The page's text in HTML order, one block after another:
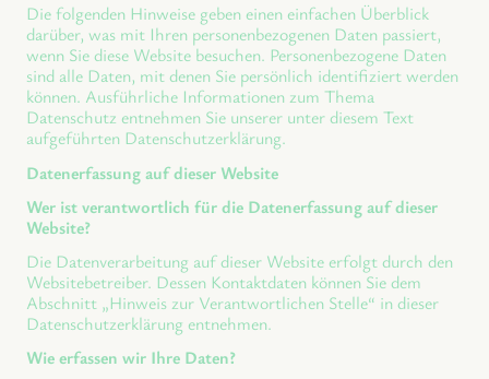
Die folgenden Hinweise geben einen einfachen Überblick
darüber, was mit Ihren personenbezogenen Daten passiert,
wenn Sie diese Website besuchen. Personenbezogene Daten
sind alle Daten, mit denen Sie persönlich identifiziert werden
können. Ausführliche Informationen zum Thema
Datenschutz entnehmen Sie unserer unter diesem Text
aufgeführten Datenschutzerklärung.
Datenerfassung auf dieser Website
Wer ist verantwortlich für die Datenerfassung auf dieser
Website?
Die Datenverarbeitung auf dieser Website erfolgt durch den
Websitebetreiber. Dessen Kontaktdaten können Sie dem
Abschnitt „Hinweis zur Verantwortlichen Stelle“ in dieser
Datenschutzerklärung entnehmen.
Wie erfassen wir Ihre Daten?